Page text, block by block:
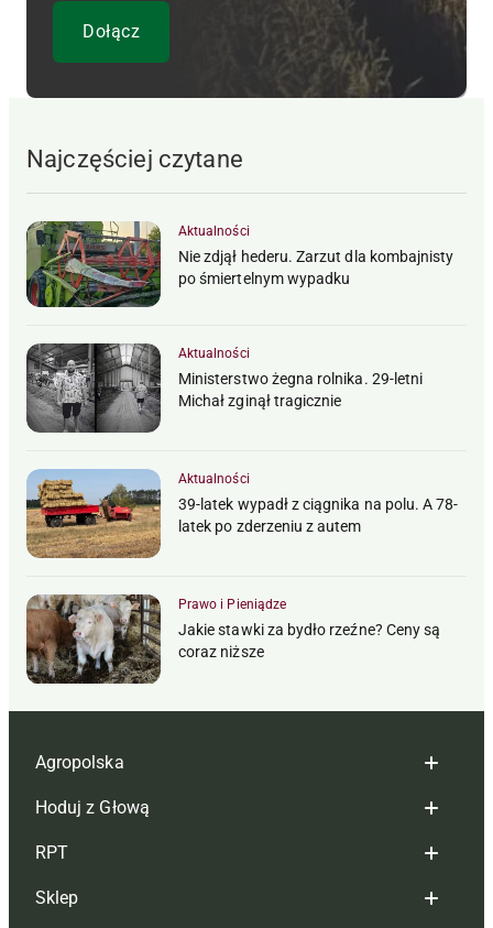
Najczęściej czytane
Aktualności
Nie zdjął hederu. Zarzut dla kombajnisty
po śmiertelnym wypadku
Aktualności
Ministerstwo żegna rolnika. 29-letni
Michał zginął tragicznie
Aktualności
39-latek wypadł z ciągnika na polu. A 78-
latek po zderzeniu z autem
Prawo i Pieniądze
Jakie stawki za bydło rzeźne? Ceny są
coraz niższe
Agropolska
Redakcja
Reklama
Tagi
Hoduj z Głową
Hoduj z głową bydło
Hoduj z głową świnie
RPT
Redakcja
Sklep